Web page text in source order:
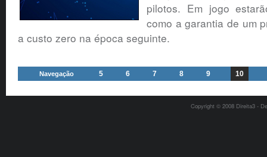
pilotos. Em jogo
como a garantia de um
a custo zero na época seguinte.
Navegação 5 6 7 8 9 10
Copyright © 2008 Direita3 -